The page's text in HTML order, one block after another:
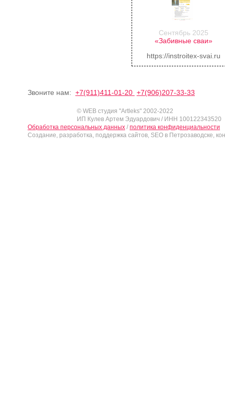
Сентябрь 2025
«Забивные сваи»
https://instroitex-svai.ru
Звоните нам: +7(911)411-01-20 +7(906)207-33-33
© WEB студия "Artleks" 2002-2022
ИП Кулев Артем Эдуардович / ИНН 100122343520
Обработка персональных данных / политика конфиденциальности
Создание, разработка, поддержка сайтов, SEO в Петрозаводске,